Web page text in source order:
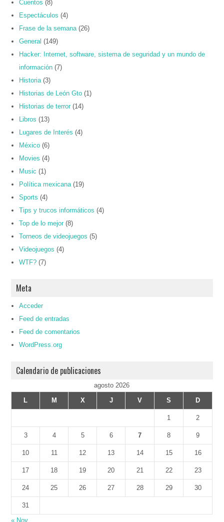
Cuentos (8)
Espectáculos (4)
Frase de la semana (26)
General (149)
Hacker: Internet, software, sistema de seguridad y un mundo de
información (7)
Historia (3)
Historias de León Gto (1)
Historias de terror (14)
Libros (13)
Lugares de Interés (4)
México (6)
Movies (4)
Music (1)
Política mexicana (19)
Sports (4)
Tips y trucos informáticos (4)
Top de lo mejor (8)
Torneos de videojuegos (5)
Videojuegos (4)
WTF? (7)
Meta
Acceder
Feed de entradas
Feed de comentarios
WordPress.org
Calendario de publicaciones
agosto 2026
L
M X J V S D
1 2
3 4 5 6 7 8 9
10 11 12 13 14 15 16
17 18 19 20 21 22 23
24 25 26 27 28 29 30
31
« Nov